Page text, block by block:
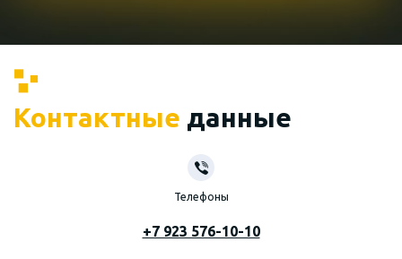
Контактные данные
Телефоны
+7 923 576-10-10